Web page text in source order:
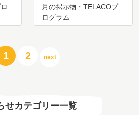
月の掲示物・TELACOプ
ログラム
1 2 next
せカテゴリー一覧